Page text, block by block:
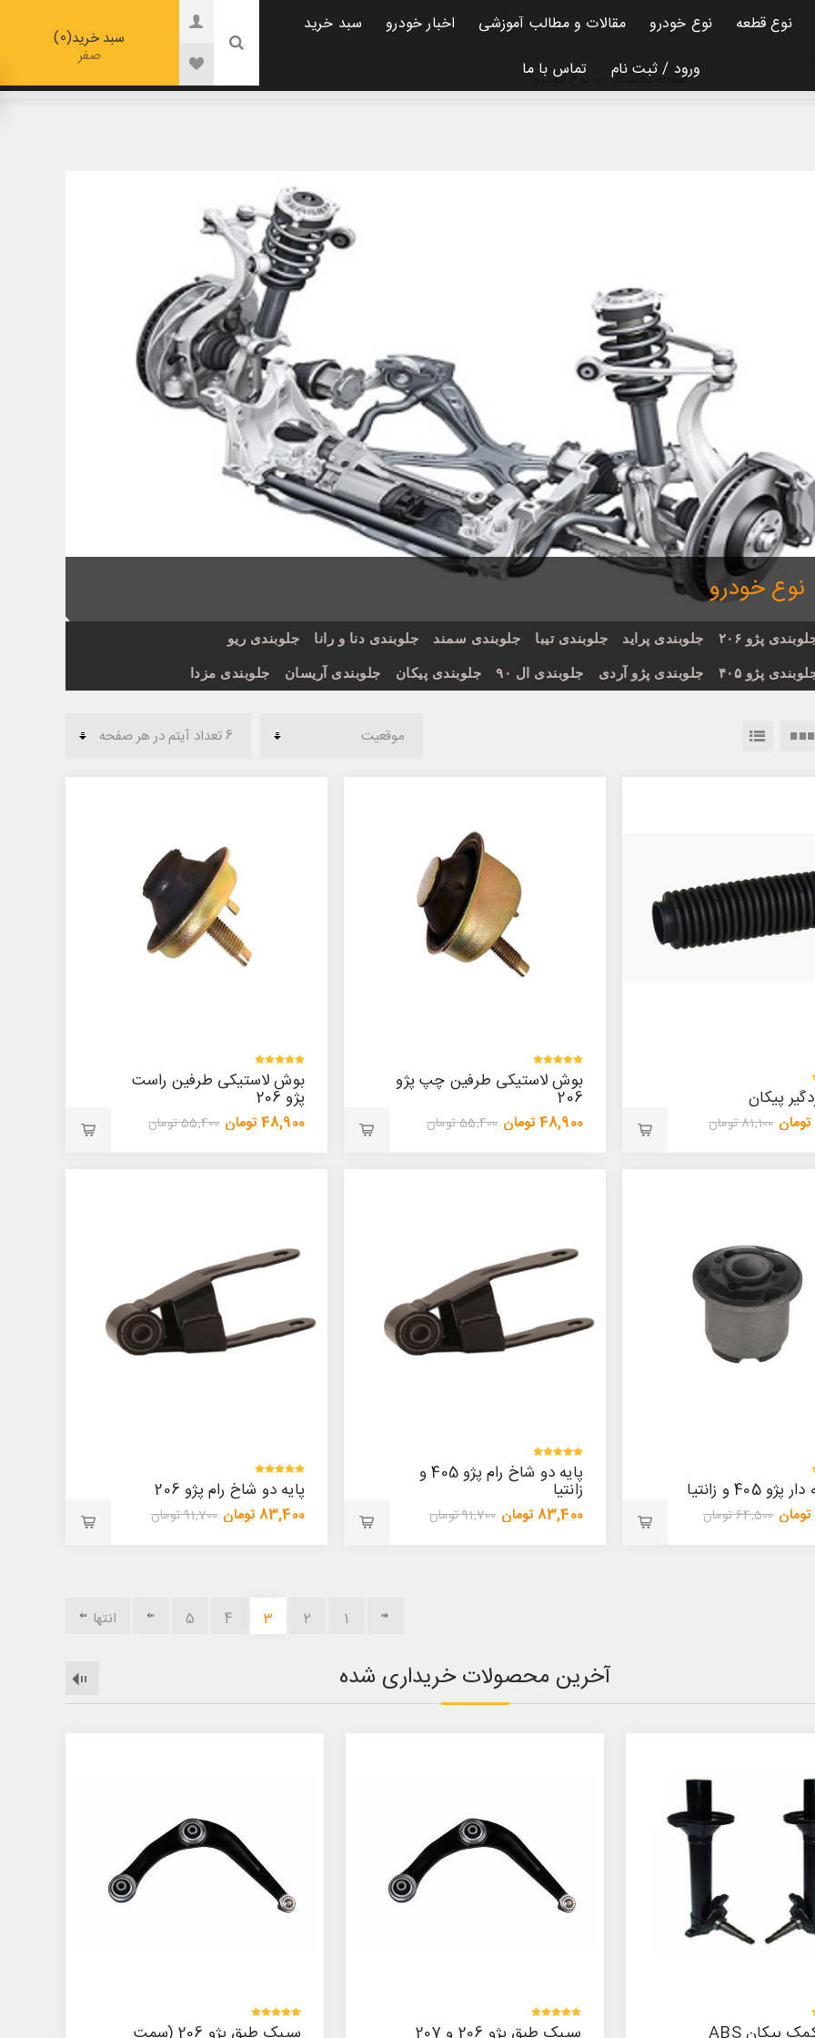
نوع قطعه نوع خودرو مقالات و مطالب آموزشی اخبار خودرو
سبد خرید
ورود / ثبت نام
تماس با ما
سبد خرید 0
صفر
صفحه نخست نوع خودرو
نوع خودرو
پژو ۲۰۶ جلوبندی پراید جلوبندی تیبا جلوبندی سمند جلوبندی دنا و رانا جلوبندی ریو
پژو ۴۰۵ جلوبندی پژو آردی جلوبندی ال ۹۰ جلوبندی پیکان جلوبندی آریسان جلوبندی مزدا
پیکان
81,100 تومان
بوش لاستیکی طرفین چپ پژو
206
48,900 تومان 55,400 تومان
بوش لاستیکی طرفین راست
پژو 206
48,900 تومان 55,400 تومان
405 و زانتیا
64,500 تومان
پایه دو شاخ رام پژو 405 و
زانتیا
83,400 تومان 91,700 تومان
پایه دو شاخ رام پژو 206
83,400 تومان 91,700 تومان
1
2
3
4
5 انتها
آخرین محصولات خریداری شده